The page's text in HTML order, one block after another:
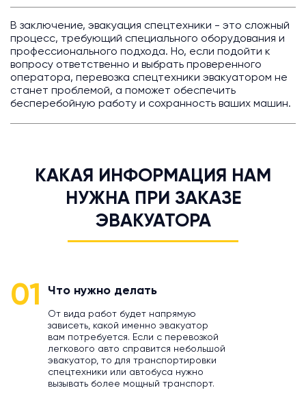
В заключение, эвакуация спецтехники - это сложный
процесс, требующий специального оборудования и
профессионального подхода. Но, если подойти к
вопросу ответственно и выбрать проверенного
оператора, перевозка спецтехники эвакуатором не
станет проблемой, а поможет обеспечить
бесперебойную работу и сохранность ваших машин.
КАКАЯ ИНФОРМАЦИЯ НАМ
НУЖНА ПРИ ЗАКАЗЕ
ЭВАКУАТОРА
01 Что нужно делать
От вида работ будет напрямую
зависеть, какой именно эвакуатор
вам потребуется. Если с перевозкой
легкового авто справится небольшой
эвакуатор, то для транспортировки
спецтехники или автобуса нужно
вызывать более мощный транспорт.